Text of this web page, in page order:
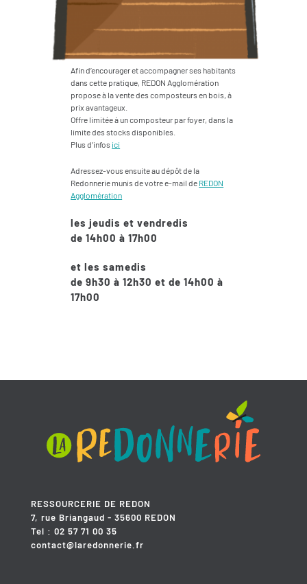
Afin d’encourager et accompagner ses habitants
dans cette pratique, REDON Agglomération
propose à la vente des composteurs en bois, à
prix avantageux.
Offre limitée à un composteur par foyer, dans la
limite des stocks disponibles.
Plus d’infos ici
Adressez-vous ensuite au dépôt de la
Redonnerie munis de votre e-mail de REDON
Agglomération
les jeudis et vendredis
de 14h00 à 17h00
et les samedis
de 9h30 à 12h30 et de 14h00 à
17h00
RESSOURCERIE DE REDON
7, rue Briangaud - 35600 REDON
Tel : 02 57 71 00 35
contact@laredonnerie.fr